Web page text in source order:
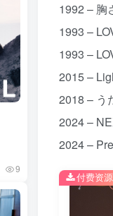
1992 – 胸
1993 –
1993 –
2015 –
2018 – う
2024 –
2024 –
付费资源
9